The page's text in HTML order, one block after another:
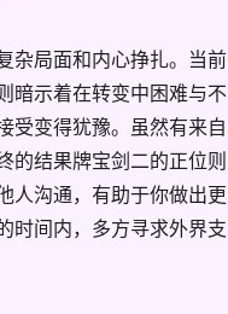
杂局面和内心挣扎。当前
暗示着在转变中困难与不
受变得犹豫。虽然有来自
的结果牌宝剑二的正位则
人沟通，有助于你做出更
时间内，多方寻求外界支